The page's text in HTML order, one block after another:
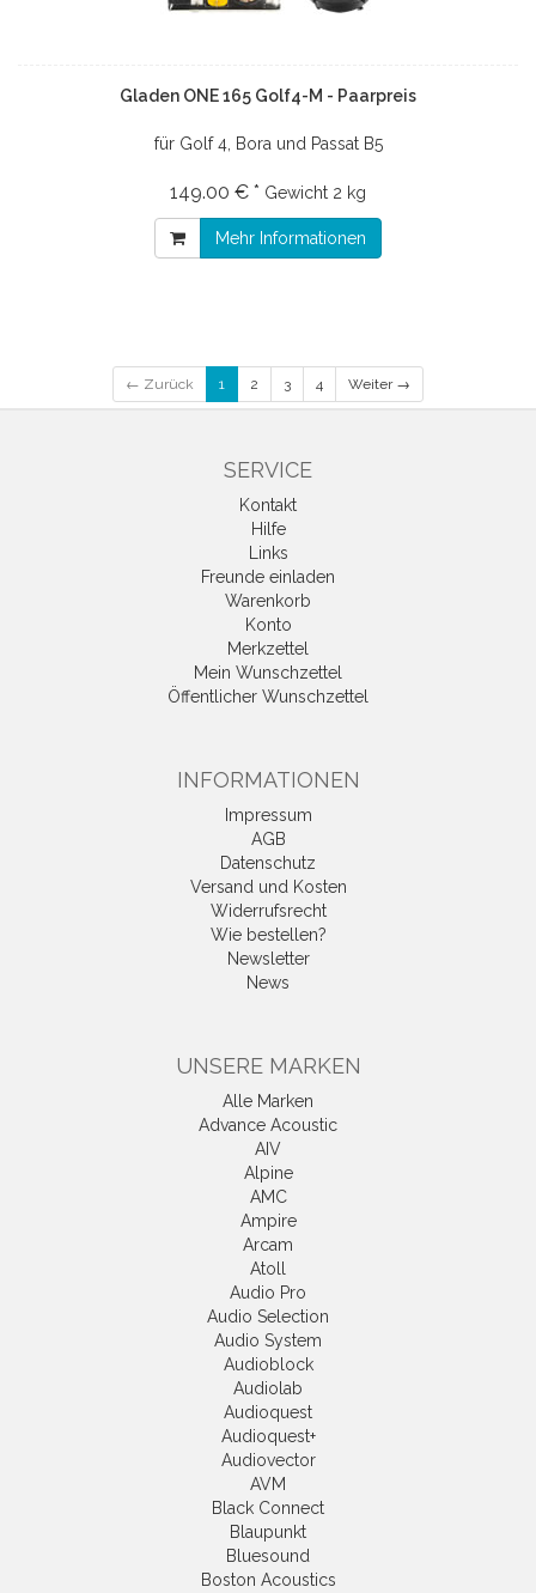
Gladen ONE 165 Golf4-M - Paarpreis
für Golf 4, Bora und Passat B5
149.00 € * Gewicht 2 kg
Mehr Informationen
← Zurück 1 2 3 4 Weiter →
SERVICE
Kontakt
Hilfe
Links
Freunde einladen
Warenkorb
Konto
Merkzettel
Mein Wunschzettel
Öffentlicher Wunschzettel
INFORMATIONEN
Impressum
AGB
Datenschutz
Versand und Kosten
Widerrufsrecht
Wie bestellen?
Newsletter
News
UNSERE MARKEN
Alle Marken
Advance Acoustic
AIV
Alpine
AMC
Ampire
Arcam
Atoll
Audio Pro
Audio Selection
Audio System
Audioblock
Audiolab
Audioquest
Audioquest+
Audiovector
AVM
Black Connect
Blaupunkt
Bluesound
Boston Acoustics